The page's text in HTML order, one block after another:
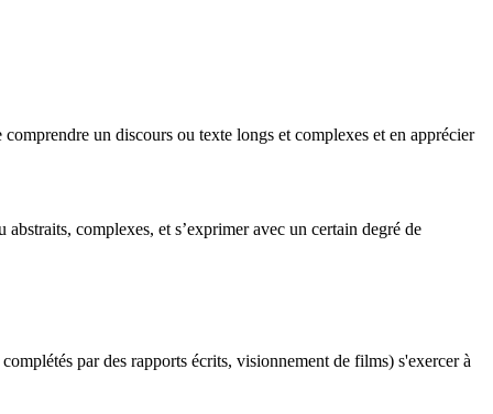
un discours ou texte longs et complexes et en apprécier
complexes, et s’exprimer avec un certain degré de
par des rapports écrits, visionnement de films) s'exercer à